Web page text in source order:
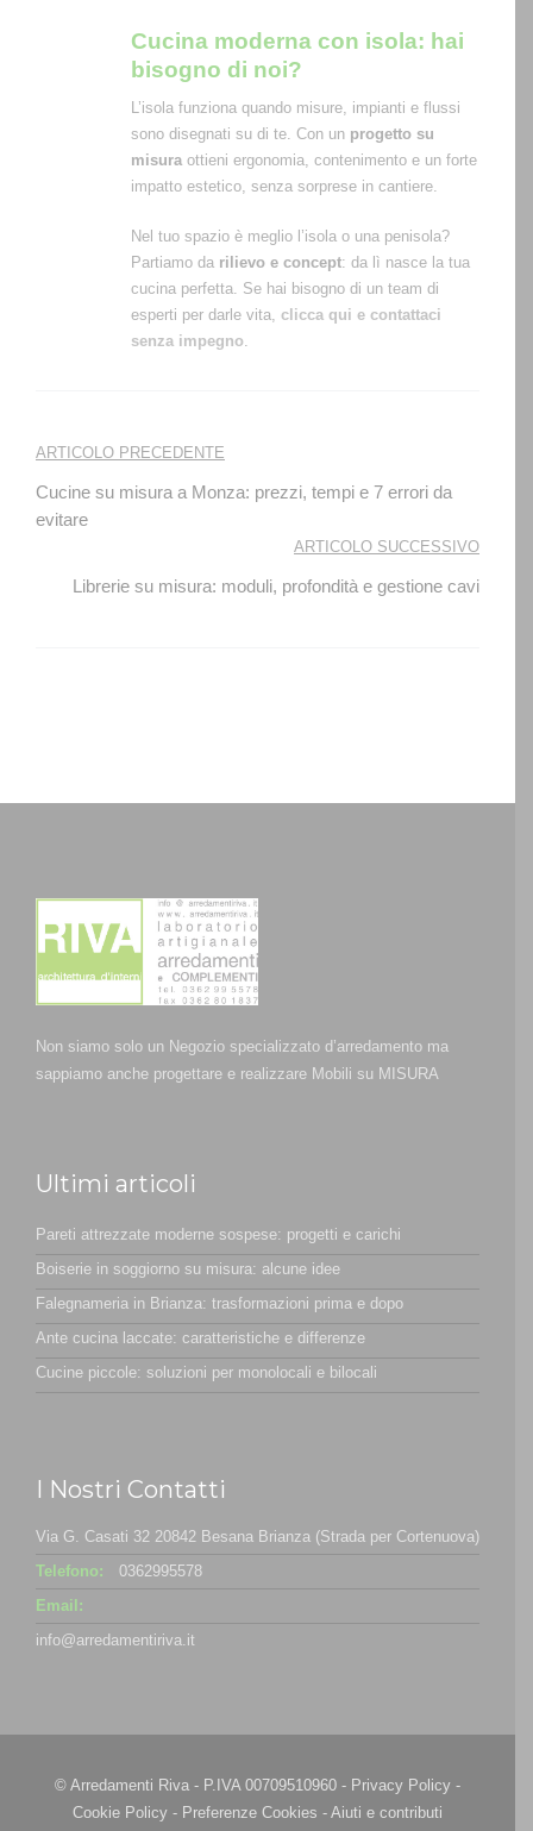
Cucina moderna con isola: hai
bisogno di noi?
L’isola funziona quando misure, impianti e flussi
sono disegnati su di te. Con un progetto su
misura ottieni ergonomia, contenimento e un forte
impatto estetico, senza sorprese in cantiere.
Nel tuo spazio è meglio l’isola o una penisola?
Partiamo da rilievo e concept: da lì nasce la tua
cucina perfetta. Se hai bisogno di un team di
esperti per darle vita, clicca qui e contattaci
senza impegno.
Navigazione
articoli
ARTICOLO PRECEDENTE
Cucine su misura a Monza: prezzi, tempi e 7 errori da
evitare
ARTICOLO SUCCESSIVO
Librerie su misura: moduli, profondità e gestione cavi
Non siamo solo un Negozio specializzato d’arredamento ma
sappiamo anche progettare e realizzare Mobili su MISURA
Ultimi articoli
Pareti attrezzate moderne sospese: progetti e carichi
Boiserie in soggiorno su misura: alcune idee
Falegnameria in Brianza: trasformazioni prima e dopo
Ante cucina laccate: caratteristiche e differenze
Cucine piccole: soluzioni per monolocali e bilocali
I Nostri Contatti
Via G. Casati 32 20842 Besana Brianza (Strada per Cortenuova)
Telefono:
0362995578
Email:
info@arredamentiriva.it
© Arredamenti Riva - P.IVA 00709510960 - Privacy Policy -
Cookie Policy - Preferenze Cookies - Aiuti e contributi